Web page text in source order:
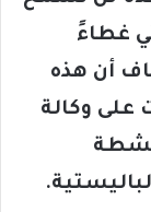
غطاءً
أن هذه
على وكالة
.